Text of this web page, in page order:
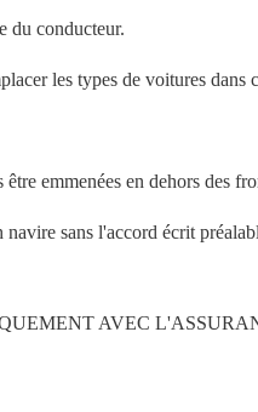
du conducteur.
les types de voitures dans
emmenées en dehors des
sans l'accord écrit
AVEC